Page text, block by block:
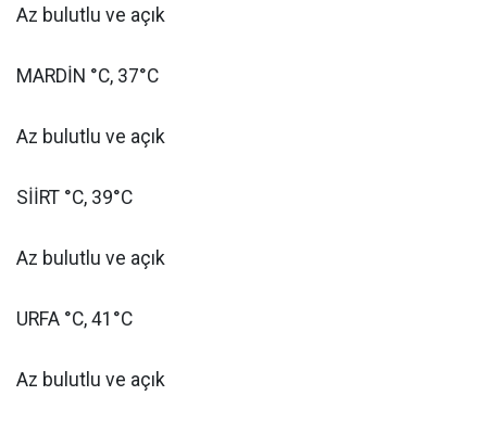
Az bulutlu ve açık
MARDİN °C, 37°C
Az bulutlu ve açık
SİİRT °C, 39°C
Az bulutlu ve açık
URFA °C, 41°C
Az bulutlu ve açık